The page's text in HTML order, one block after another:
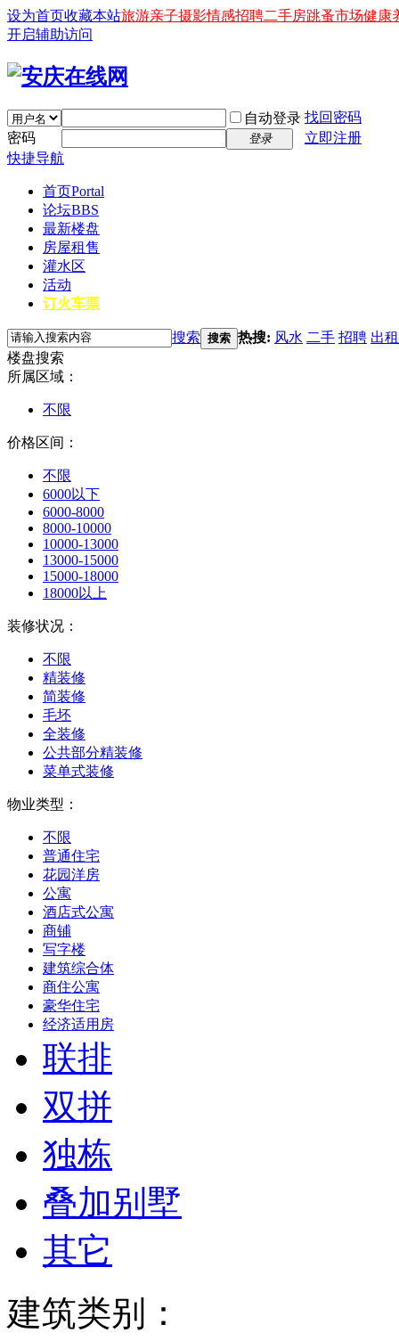
设为首页收藏本站旅游亲子摄影情感招聘二手房跳蚤市场健康
开启辅助访问
自动登录 找回密码
密码
登录
立即注册
快捷导航
首页Portal
论坛BBS
最新楼盘
房屋租售
灌水区
活动
订火车票
搜索 搜索 热搜: 风水 二手 招聘 出租
楼盘搜索
所属区域：
不限
价格区间：
不限
6000以下
6000-8000
8000-10000
10000-13000
13000-15000
15000-18000
18000以上
装修状况：
不限
精装修
简装修
毛坯
全装修
公共部分精装修
菜单式装修
物业类型：
不限
普通住宅
花园洋房
公寓
酒店式公寓
商铺
写字楼
建筑综合体
商住公寓
豪华住宅
经济适用房
联排
双拼
独栋
叠加别墅
其它
建筑类别：